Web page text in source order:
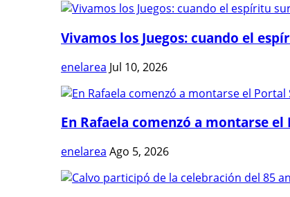
Vivamos los Juegos: cuando el
enelarea Jul 10, 2026
En Rafaela comenzó a montarse
enelarea Ago 5, 2026